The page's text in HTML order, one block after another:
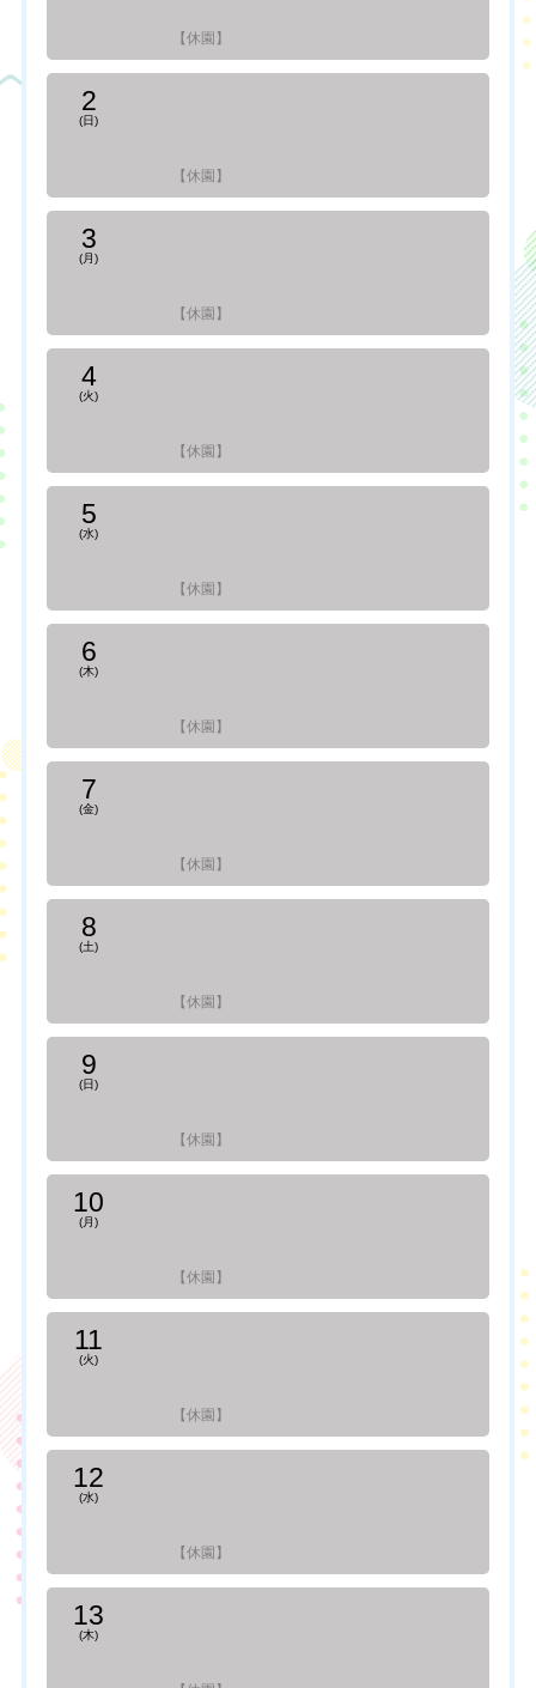
【休園】
2
(日)
【休園】
3
(月)
【休園】
4
(火)
【休園】
5
(水)
【休園】
6
(木)
【休園】
7
(金)
【休園】
8
(土)
【休園】
9
(日)
【休園】
10
(月)
【休園】
11
(火)
【休園】
12
(水)
【休園】
13
(木)